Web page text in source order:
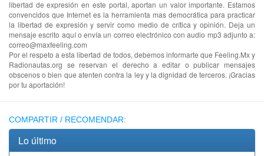
libertad de expresión en este portal, aportan un valor importante. Estamos
convencidos que Internet es la herramienta mas democrática para practicar
la libertad de expresión y servir como medio de crítica y opinión. Deja un
mensaje escrito aquí o envía un correo electrónico con audio mp3 adjunto a:
correo@maxfeeling.com
Por el respeto a esta libertad de todos, debemos informarte que Feeling.Mx y
Radionautas.org se reservan el derecho a editar o publicar mensajes
obscenos o bien que atenten contra la ley y la dignidad de terceros. ¡Gracias
por tu aportación!
COMPARTIR / RECOMENDAR:
Lo último